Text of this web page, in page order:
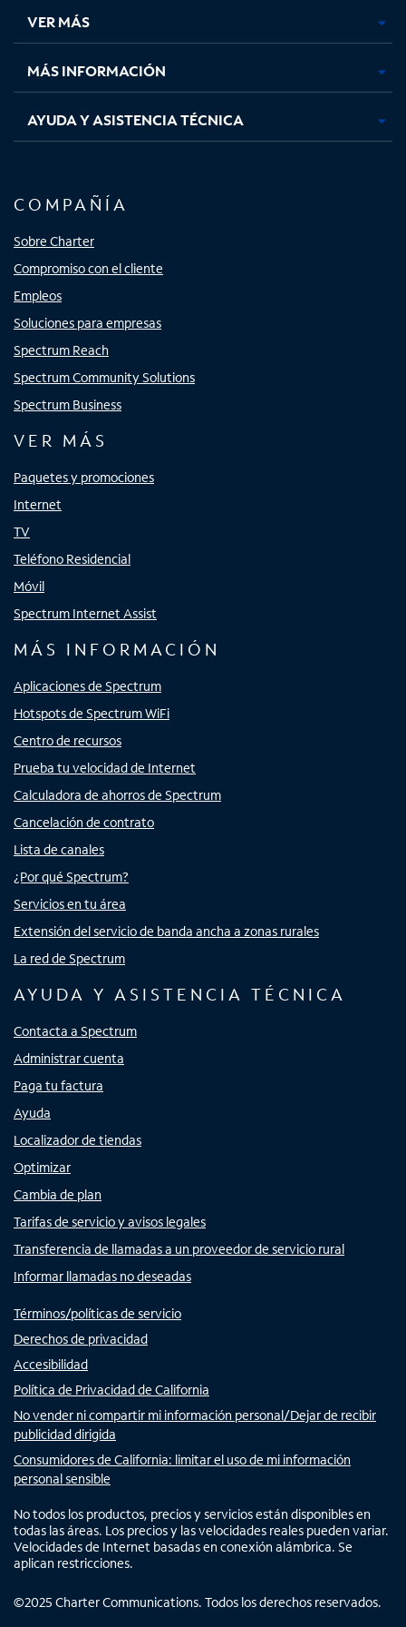
pestaña
nueva
pestaña
nueva
pestaña
nuevanueva
VER MÁS
MÁS INFORMACIÓN
AYUDA Y ASISTENCIA TÉCNICA
COMPAÑÍA
Sobre Charter
Compromiso con el cliente
Empleos
Soluciones para empresas
Spectrum Reach
Spectrum Community Solutions
Spectrum Business
VER MÁS
Paquetes y promociones
Internet
TV
Teléfono Residencial
Móvil
Spectrum Internet Assist
MÁS INFORMACIÓN
Aplicaciones de Spectrum
Hotspots de Spectrum WiFi
Centro de recursos
Prueba tu velocidad de Internet
Calculadora de ahorros de Spectrum
Cancelación de contrato
Lista de canales
¿Por qué Spectrum?
Servicios en tu área
Extensión del servicio de banda ancha a zonas rurales
La red de Spectrum
AYUDA Y ASISTENCIA TÉCNICA
Contacta a Spectrum
Administrar cuenta
Paga tu factura
Ayuda
Localizador de tiendas
Optimizar
Cambia de plan
Tarifas de servicio y avisos legales
Transferencia de llamadas a un proveedor de servicio rural
Informar llamadas no deseadas
Términos/políticas de servicio
Derechos de privacidad
Accesibilidad
Política de Privacidad de California
No vender ni compartir mi información personal/Dejar de recibir
publicidad dirigida
Consumidores de California: limitar el uso de mi información
personal sensible
No todos los productos, precios y servicios están disponibles en
todas las áreas. Los precios y las velocidades reales pueden variar.
Velocidades de Internet basadas en conexión alámbrica. Se
aplican restricciones.
©2025 Charter Communications. Todos los derechos reservados.